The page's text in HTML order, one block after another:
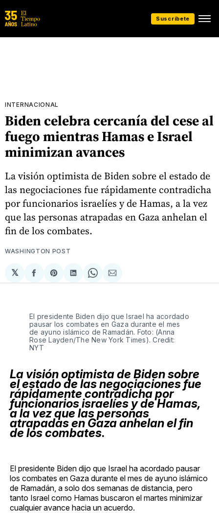
Suscríbete
INTERNACIONAL
Biden celebra cercanía del cese al
fuego mientras Hamas e Israel
minimizan avances
La visión optimista de Biden sobre el estado de
las negociaciones fue rápidamente contradicha
por funcionarios israelíes y de Hamas, a la vez
que las personas atrapadas en Gaza anhelan el
fin de los combates.
WASHINGTON POST
𝕏
Compartir
en
Share
on
Compartir
en
Share
on
Compartir
via
El presidente Biden dijo que Israel ha acordado
pausar los combates en Gaza durante el mes
de ayuno islámico de Ramadán. Foto: (Anna
Rose Layden/The New York Times). Credit:
NYT
La visión optimista de Biden sobre
el estado de las negociaciones fue
rápidamente contradicha por
funcionarios israelíes y de Hamas,
a la vez que las personas
atrapadas en Gaza anhelan el fin
de los combates.
El presidente Biden dijo que Israel ha acordado pausar
los combates en Gaza durante el mes de ayuno islámico
de Ramadán, a solo dos semanas de distancia, pero
tanto Israel como Hamas buscaron el martes minimizar
cualquier avance hacia un acuerdo.